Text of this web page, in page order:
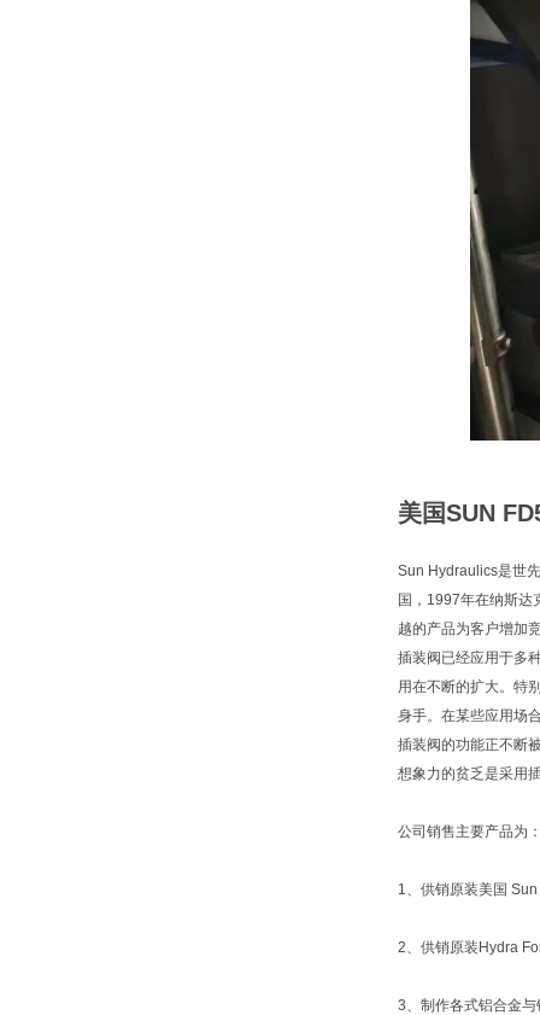
美国SUN
Sun Hydraulics是世
国，1997年在纳斯达
越的产品为客户增加
插装阀已经应用于多
用在不断的扩大。特
身手。在某些应用场
插装阀的功能正不断
想象力的贫乏是采用
公司销售主要产品为
1、供销原装美国
2、供销原装Hydra
3、制作各式铝合金与